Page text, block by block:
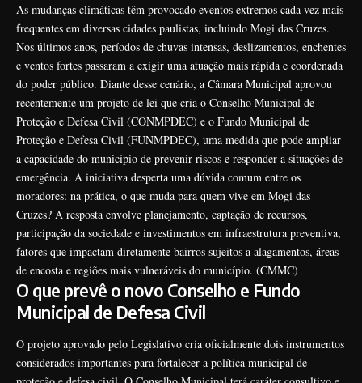
As mudanças climáticas têm provocado eventos extremos cada vez mais
frequentes em diversas cidades paulistas, incluindo Mogi das Cruzes.
Nos últimos anos, períodos de chuvas intensas, deslizamentos, enchentes
e ventos fortes passaram a exigir uma atuação mais rápida e coordenada
do poder público. Diante desse cenário, a Câmara Municipal aprovou
recentemente um projeto de lei que cria o Conselho Municipal de
Proteção e Defesa Civil (CONMPDEC) e o Fundo Municipal de
Proteção e Defesa Civil (FUNMPDEC), uma medida que pode ampliar
a capacidade do município de prevenir riscos e responder a situações de
emergência. A iniciativa desperta uma dúvida comum entre os
moradores: na prática, o que muda para quem vive em Mogi das
Cruzes? A resposta envolve planejamento, captação de recursos,
participação da sociedade e investimentos em infraestrutura preventiva,
fatores que impactam diretamente bairros sujeitos a alagamentos, áreas
de encosta e regiões mais vulneráveis do município. (CMMC)
O que prevê o novo Conselho e Fundo
Municipal de Defesa Civil
O projeto aprovado pelo Legislativo cria oficialmente dois instrumentos
considerados importantes para fortalecer a política municipal de